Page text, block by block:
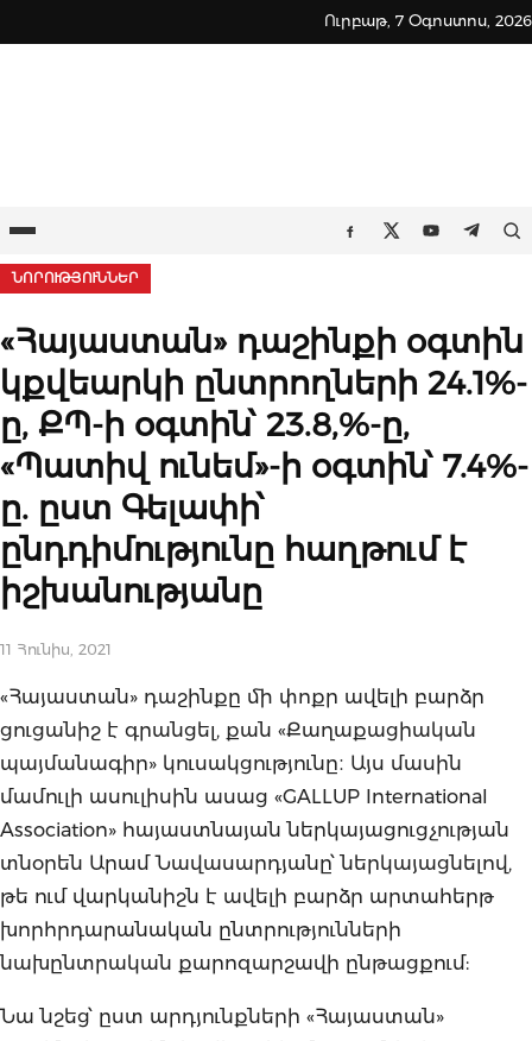
to
Ուրբաթ, 7 Օգոստոս, 2026
Ընտրացանկ Facebook
TwitterYoutube
ՆՈՐՈՒԹՅՈՒՆՆԵՐ
«Հայաստան» դաշինքի օգտին
կքվեարկի ընտրողների 24.1%-
ը, ՔՊ-ի օգտին՝ 23.8,%-ը,
«Պատիվ ունեմ»-ի օգտին՝ 7.4%-
ը. ըստ Գելափի՝
ընդդիմությունը հաղթում է
իշխանությանը
11 Հունիս, 2021
«Հայաստան» դաշինքը մի փոքր ավելի բարձր
ցուցանիշ է գրանցել, քան «Քաղաքացիական
պայմանագիր» կուսակցությունը։ Այս մասին
մամուլի ասուլիսին ասաց «GALLUP International
Association» հայաստնայան ներկայացուցչության
տնօրեն Արամ Նավասարդյանը՝ ներկայացնելով,
թե ում վարկանիշն է ավելի բարձր արտահերթ
խորհրդարանական ընտրությունների
նախընտրական քարոզարշավի ընթացքում:
Նա նշեց՝ ըստ արդյունքների «Հայաստան»